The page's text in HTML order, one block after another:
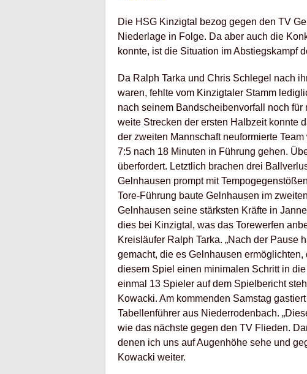
Die HSG Kinzigtal bezog gegen den TV
Niederlage in Folge. Da aber auch die
konnte, ist die Situation im Abstiegskampf
Da Ralph Tarka und Chris Schlegel nach
waren, fehlte vom Kinzigtaler Stamm
nach seinem Bandscheibenvorfall noch
weite Strecken der ersten Halbzeit konnte
der zweiten Mannschaft neuformierte
7:5 nach 18 Minuten in Führung gehen.
überfordert. Letztlich brachen drei
Gelnhausen prompt mit
Tore-Führung baute Gelnhausen im
Gelnhausen seine stärksten Kräfte in
dies bei Kinzigtal, was das Torewerfen
Kreisläufer Ralph Tarka. „Nach der Pause
gemacht, die es Gelnhausen
diesem Spiel einen minimalen Schritt in
einmal 13 Spieler auf dem Spielbericht
Kowacki. Am kommenden Samstag
Tabellenführer aus Niederrodenbach.
wie das nächste gegen den TV Flieden.
denen ich uns auf Augenhöhe sehe und
Kowacki weiter.